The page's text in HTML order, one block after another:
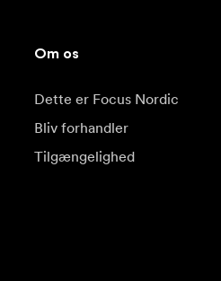
Om os
Dette er Focus Nordic
Bliv forhandler
Tilgængelighed